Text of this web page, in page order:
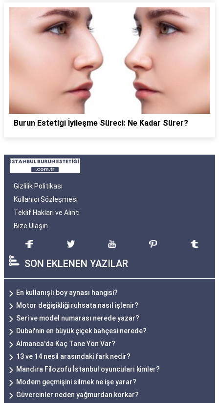
Burun Estetiği İyileşme Süreci: Ne Kadar Sürer?
Gizlilik Politikası
Kullanıcı Sözleşmesi
Teklif Hakları ve Alıntı
Bize Ulaşın
SON EKLENEN YAZILAR
En kullanışlı boy aynası hangisi?
Motor değişikliği ruhsata nasıl işlenir?
Seri ve model numarası nerede yazar?
Dubai'nin en büyük çiçek bahçesi nerede?
Almanca'da Kaç Tane Yön Var?
13 ve 14 nesil arasındaki fark nedir?
Mandıra Filozofu İstanbul oyuncuları kimler?
Modem geçmişini silmek ne işe yarar?
Güvercinler neden yağmurdan korkar?